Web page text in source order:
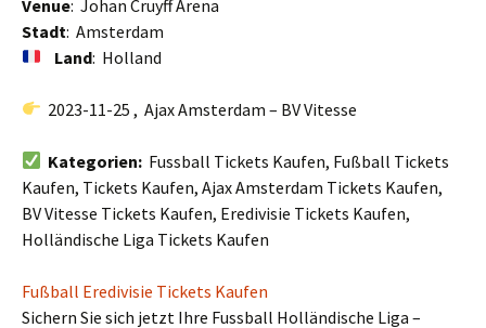
Venue: Johan Cruyff Arena
Stadt: Amsterdam
Land: Holland
2023-11-25 , Ajax Amsterdam – BV Vitesse
Kategorien: Fussball Tickets Kaufen, Fußball Tickets
Kaufen, Tickets Kaufen, Ajax Amsterdam Tickets Kaufen,
BV Vitesse Tickets Kaufen, Eredivisie Tickets Kaufen,
Holländische Liga Tickets Kaufen
Fußball Eredivisie Tickets Kaufen
Sichern Sie sich jetzt Ihre Fussball Holländische Liga –